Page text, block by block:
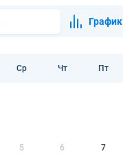
График
Ср Чт Пт
5 6 7